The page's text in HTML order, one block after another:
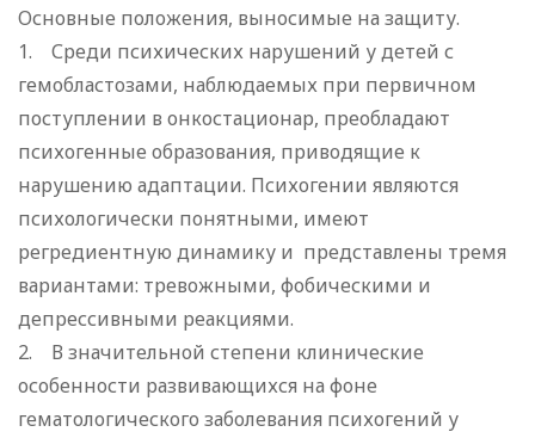
Основные положения, выносимые на защиту.
1. Среди психических нарушений у детей с
гемобластозами, наблюдаемых при первичном
поступлении в онкостационар, преобладают
психогенные образования, приводящие к
нарушению адаптации. Психогении являются
психологически понятными, имеют
регредиентную динамику и представлены тремя
вариантами: тревожными, фобическими и
депрессивными реакциями.
2. В значительной степени клинические
особенности развивающихся на фоне
гематологического заболевания психогений у